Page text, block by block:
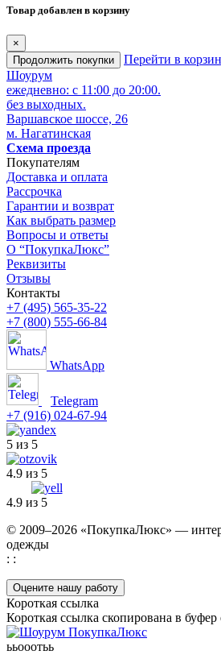
Товар добавлен в корзину
×
Продолжить покупки
Перейти в
Шоурум
ежедневно: с 11:00 до 20:00.
без выходных.
Варшавское шоссе, 26
м. Нагатинская
Схема проезда
Покупателям
Доставка и оплата
Рассрочка
Гарантии и возврат
Как выбрать размер
Вопросы и ответы
О “ПокупкаЛюкс”
Реквизиты
Отзывы
Контакты
+7 (495) 565-35-22
+7 (800) 555-66-84
WhatsApp
Telegram
+7 (916) 024-67-94
5 из 5
4.9 из 5
4.9 из 5
© 2009–2026 «ПокупкаЛюкс» —
одежды
: :
Оцените нашу работу
Короткая ссылка
Короткая ссылка скопирована в буфер
ььооотьь